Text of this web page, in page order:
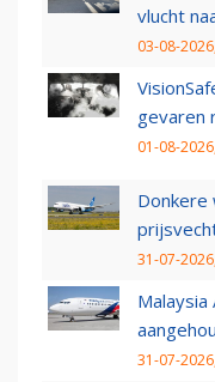
vlucht
03-08-
gevaren
01-08-
Donkere
31-07-
31-07-